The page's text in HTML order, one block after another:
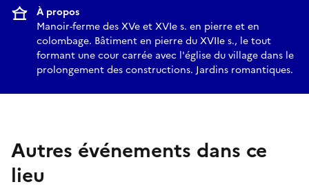
À propos
Manoir-ferme des XVe et XVIe s. en pierre et en
colombage. Bâtiment en pierre du XVIIe s., le tout
formant une cour carrée avec l'église du village dans le
prolongement des constructions. Jardins romantiques.
Autres événements dans ce
lieu